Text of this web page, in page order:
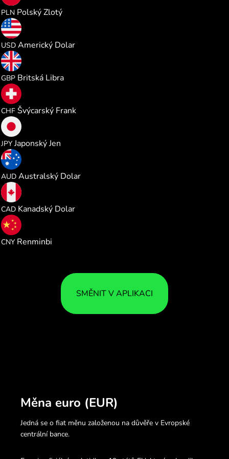
PLN Polský Zlotý
USD Americký Dolar
GBP Britská Libra
CHF Švýcarský Frank
JPY Japonský Jen
AUD Australský Dolar
CAD Kanadský Dolar
CNY Renminbi
SMĚNIT V APLIKACI
Měna euro (EUR)
Jedná se o fiat měnu založenou na důvěře v Evropské
centrální bance.